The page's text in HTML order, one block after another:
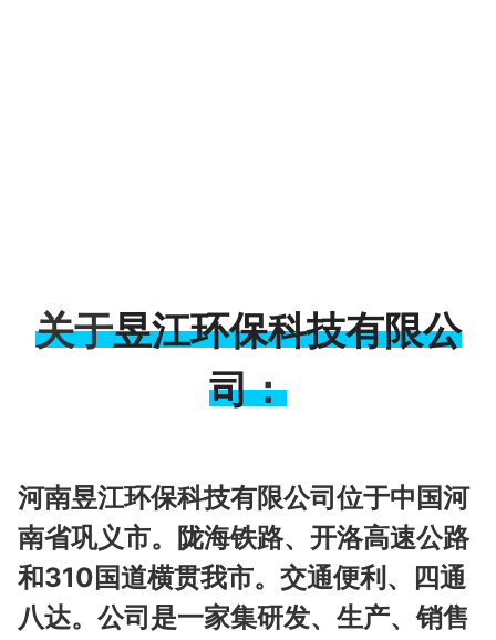
关于昱江环保科技有限公
司：
河南昱江环保科技有限公司位于中国河
南省巩义市。陇海铁路、开洛高速公路
和310国道横贯我市。交通便利、四通
八达。公司是一家集研发、生产、销售